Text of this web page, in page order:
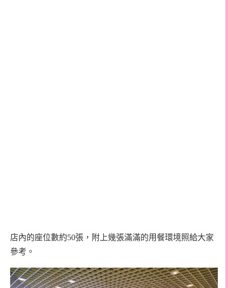
店內的座位數約50張，附上幾張滿滿的用餐環境照給大家
參考。